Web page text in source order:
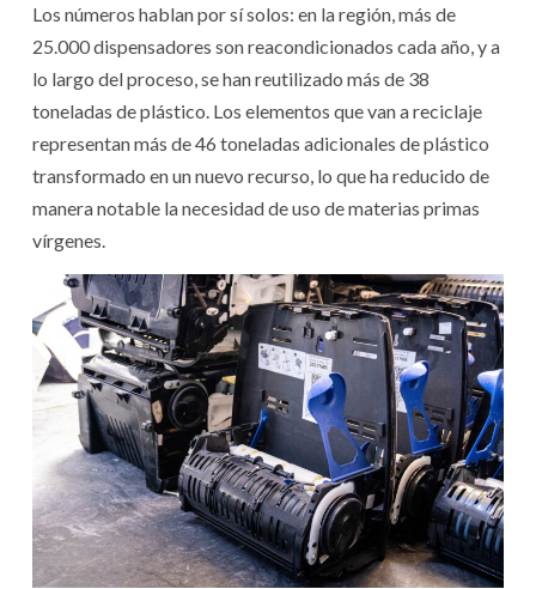
Los números hablan por sí solos: en la región, más de
25.000 dispensadores son reacondicionados cada año, y a
lo largo del proceso, se han reutilizado más de 38
toneladas de plástico. Los elementos que van a reciclaje
representan más de 46 toneladas adicionales de plástico
transformado en un nuevo recurso, lo que ha reducido de
manera notable la necesidad de uso de materias primas
vírgenes.